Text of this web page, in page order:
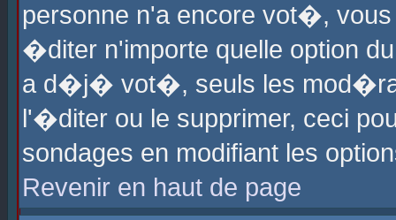
personne n'a encore vot�,
�diter n'importe quelle option
a d�j� vot�, seuls les
l'�diter ou le supprimer, ceci
sondages en modifiant les
Revenir en haut de page